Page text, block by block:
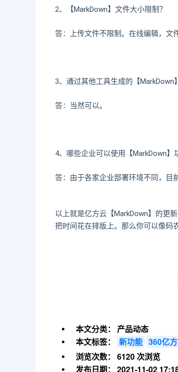
2、【MarkDown】文件大小限制？
答：上传文件不限制。在线编辑，文
3、通过其他工具生成的【MarkDown
答：当然可以。
4、哪些企业可以使用【MarkDown】
答：由于各家企业部署环境不同，目
以上就是亿方云【MarkDown】的更
把时间花在排版上。那么你可以像码
本文分类：
产品动态
本文标签：
新功能 360亿
浏览次数：
6120 次浏览
发布日期：
2021-11-02